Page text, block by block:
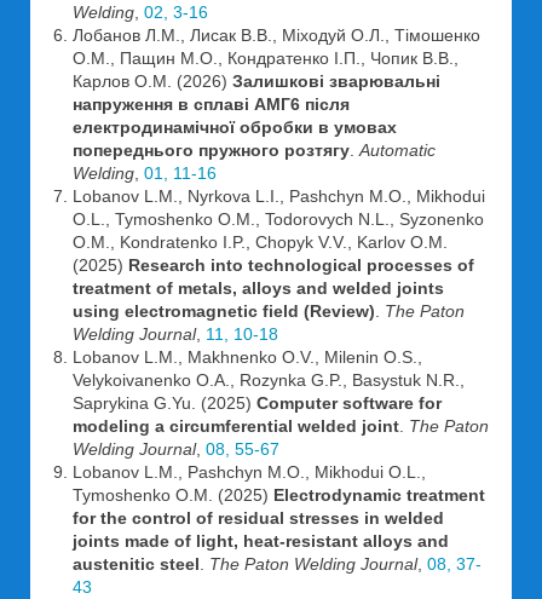
Welding 02, 3-16
Лобанов Л.М., Лисак В.В., Міходуй О.Л., Тімошенко
О.М., Пащин М.О., Кондратенко І.П., Чопик В.В.,
Карлов О.М. (2026) Залишкові зварювальні
напруження в сплаві АМГ6 після
електродинамічної обробки в умовах
попереднього пружного розтягу Automatic
Welding 01, 11-16
Lobanov L.M., Nyrkova L.I., Pashchyn M.O., Mikhodui
O.L., Tymoshenko O.M., Todorovych N.L., Syzonenko
O.M., Kondratenko I.P., Chopyk V.V., Karlov O.M.
(2025) Research into technological processes of
treatment of metals, alloys and welded joints
using electromagnetic field (Review)
The Paton
Welding Journal, 11, 10-18
Lobanov L.M., Makhnenko O.V., Milenin O.S.,
Velykoivanenko O.A., Rozynka G.P., Basystuk N.R.,
Saprykina G.Yu. (2025) Computer software for
modeling a circumferential welded joint The Paton
Welding Journal, 08, 55-67
Lobanov L.M., Pashchyn M.O., Mikhodui O.L.,
Tymoshenko O.M. (2025) Electrodynamic treatment
for the control of residual stresses in welded
joints made of light, heat-resistant alloys and
austenitic steel
The Paton Welding Journal, 08, 37-
43